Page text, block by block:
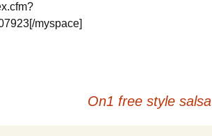
myspace]
On1 free style salsa